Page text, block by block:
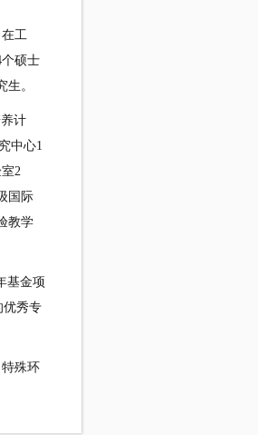
工
硕士
。
计
中心1
2
国际
教学
基金项
优秀专
殊环